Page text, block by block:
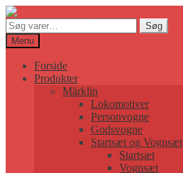
Søg
efter:
Søg
Menu
Forside
Produkter
Märklin
Lokomotiver
Personvogne
Godsvogne
Startsæt og Vognsæt
Startsæt
Vognsæt